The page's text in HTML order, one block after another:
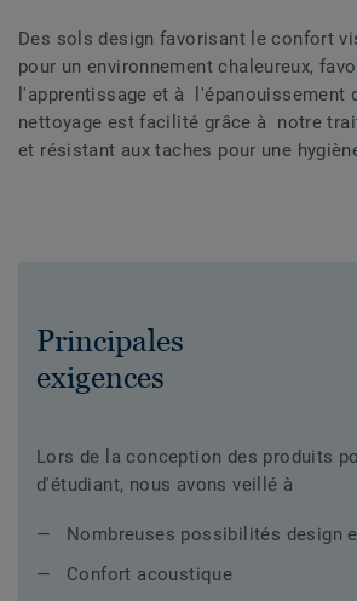
Des sols design favorisant le confort
pour un environnement chaleureux,
l'apprentissage et à l'épanouissement
nettoyage est facilité grâce à notre
et résistant aux taches pour une
Principales
exigences
Lors de la conception des produits
d'étudiant, nous avons veillé à
Nombreuses possibilités design
Confort acoustique